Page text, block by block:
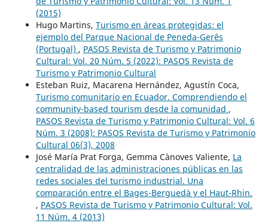
(2015)
Hugo Martins, Turismo en áreas protegidas: el
ejemplo del Parque Nacional de Peneda-Gerês
(Portugal) , PASOS Revista de Turismo y Patrimonio
Cultural: Vol. 20 Núm. 5 (2022): PASOS Revista de
Turismo y Patrimonio Cultural
Esteban Ruiz, Macarena Hernández, Agustín Coca,
Turismo comunitario en Ecuador. Comprendiendo el
community-based tourism desde la comunidad ,
PASOS Revista de Turismo y Patrimonio Cultural: Vol. 6
Núm. 3 (2008): PASOS Revista de Turismo y Patrimonio
Cultural 06(3), 2008
José María Prat Forga, Gemma Cànoves Valiente, La
centralidad de las administraciones públicas en las
redes sociales del turismo industrial. Una
comparación entre el Bages-Berguedà y el Haut-Rhin.
, PASOS Revista de Turismo y Patrimonio Cultural: Vol.
11 Núm. 4 (2013)